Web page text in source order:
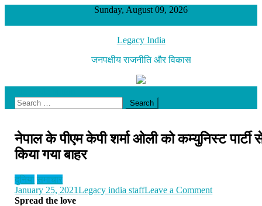
Sunday, August 09, 2026
Legacy India
जनपक्षीय राजनीति और विकास
Search
for:
नेपाल के पीएम केपी शर्मा ओली को कम्युनिस्ट पार्टी
किया गया बाहर
दुनिया समाचार
January 25, 2021Legacy india staffLeave a Commenton
Spread the love